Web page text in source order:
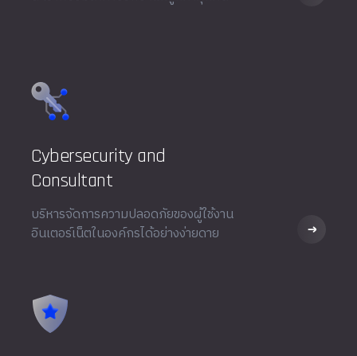
Cybersecurity and
Consultant
บริหารจัดการความปลอดภัยของผู้ใช้งาน
อินเตอร์เน็ตในองค์กรได้อย่างง่ายดาย